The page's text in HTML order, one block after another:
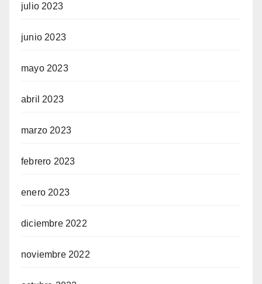
julio 2023
junio 2023
mayo 2023
abril 2023
marzo 2023
febrero 2023
enero 2023
diciembre 2022
noviembre 2022